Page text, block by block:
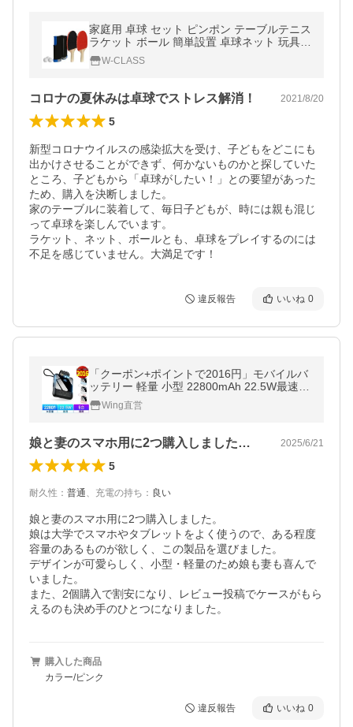
家庭用 卓球 セット ピンポン テーブルテニス
ラケット ボール 簡単設置 卓球ネット 玩具
屋内遊具 パーティ ゲーム スポーツ プレゼン
ト 子供の日 WEIMALL
W-CLASS
コロナの夏休みは卓球でストレス解消！ 2021/8/20
5
新型コロナウイルスの感染拡大を受け、子どもをどこにも
出かけさせることができず、何かないものかと探していた
ところ、子どもから「卓球がしたい！」との要望があった
ため、購入を決断しました。
家のテーブルに装着して、毎日子どもが、時には親も混じ
って卓球を楽しんでいます。
ラケット、ネット、ボールとも、卓球をプレイするのには
不足を感じていません。大満足です！
違反報告 いいね 0
「クーポン+ポイントで2016円」モバイルバ
ッテリー 軽量 小型 22800mAh 22.5W最速＆
5台同時充電 ケーブル内蔵 携帯充電器 防災
グッズ iPhone/Android対応
Wing直営
娘と妻のスマホ用に2つ購入しました。娘… 2025/6/21
5
耐久性 ： 普通、 充電の持ち ： 良い
娘と妻のスマホ用に2つ購入しました。
娘は大学でスマホやタブレットをよく使うので、ある程度
容量のあるものが欲しく、この製品を選びました。
デザインが可愛らしく、小型・軽量のため娘も妻も喜んで
いました。
また、2個購入で割安になり、レビュー投稿でケースがもら
えるのも決め手のひとつになりました。
購入した商品
カラー/ピンク
違反報告 いいね 0